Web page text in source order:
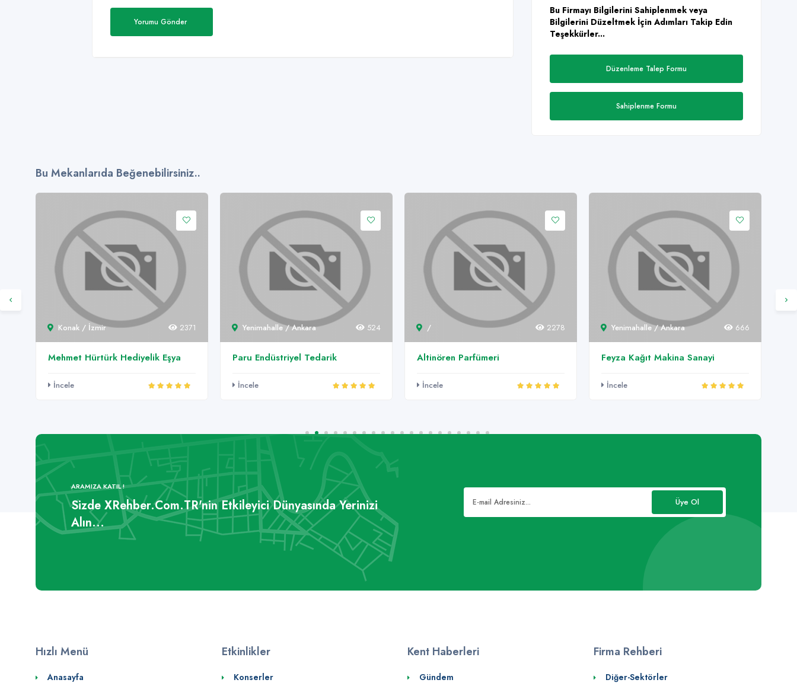
Yorumu Gönder
Bu Firmayı Bilgilerini Sahiplenmek veya
Bilgilerini Düzeltmek İçin Adımları Takip Edin
Teşekkürler...
Düzenleme Talep Formu
Sahiplenme Formu
Bu Mekanlarıda Beğenebilirsiniz..
Konak / İzmir 2371
Mehmet Hürtürk Hediyelik Eşya
İncele
Yenimahalle / Ankara 524
Paru Endüstriyel Tedarik
İncele
/ 2278
Altinören Parfümeri
İncele
Yenimahalle / Ankara 666
Feyza Kağıt Makina Sanayi
İncele
ARAMIZA KATIL !
Sizde XRehber.Com.TR'nin Etkileyici Dünyasında Yerinizi
Alın...
Üye Ol
Hızlı Menü
Anasayfa
Etkinlikler
Konserler
Kent Haberleri
Gündem
Firma Rehberi
Diğer-Sektörler